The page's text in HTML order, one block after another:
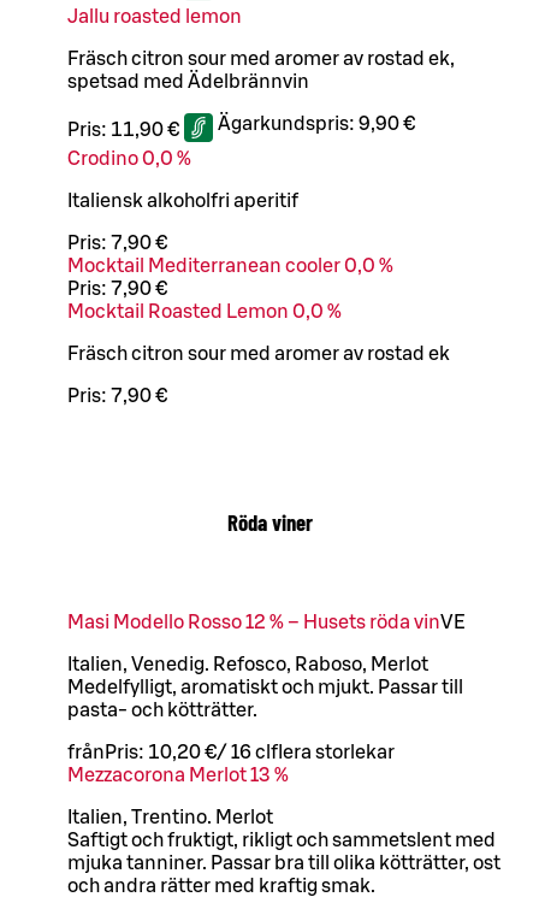
Jallu roasted lemon
Fräsch citron sour med aromer av rostad ek,
spetsad med Ädelbrännvin
Pris: 11,90 € Ägarkundspris: 9,90 €
Crodino 0,0 %
Italiensk alkoholfri aperitif
Pris: 7,90 €
Mocktail Mediterranean cooler 0,0 %
Pris: 7,90 €
Mocktail Roasted Lemon 0,0 %
Fräsch citron sour med aromer av rostad ek
Pris: 7,90 €
Röda viner
Masi Modello Rosso 12 % – Husets röda vinVE
Italien, Venedig. Refosco, Raboso, Merlot
Medelfylligt, aromatiskt och mjukt. Passar till
pasta- och kötträtter.
från Pris: 10,20 €/ 16 cl flera storlekar
Mezzacorona Merlot 13 %
Italien, Trentino. Merlot
Saftigt och fruktigt, rikligt och sammetslent med
mjuka tanniner. Passar bra till olika kötträtter, ost
och andra rätter med kraftig smak.